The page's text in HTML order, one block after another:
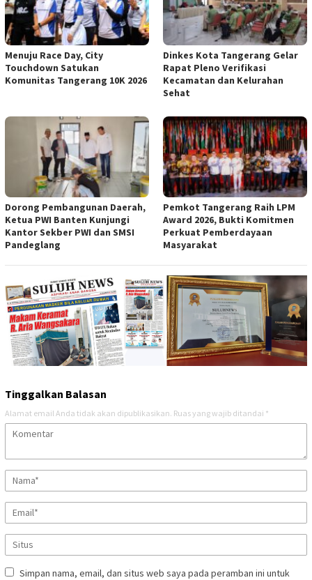
Menuju Race Day, City
Touchdown Satukan
Komunitas Tangerang 10K 2026
Dinkes Kota Tangerang Gelar
Rapat Pleno Verifikasi
Kecamatan dan Kelurahan
Sehat
Dorong Pembangunan Daerah,
Ketua PWI Banten Kunjungi
Kantor Sekber PWI dan SMSI
Pandeglang
Pemkot Tangerang Raih LPM
Award 2026, Bukti Komitmen
Perkuat Pemberdayaan
Masyarakat
Tinggalkan Balasan
Alamat email Anda tidak akan dipublikasikan. Ruas yang wajib ditandai *
Simpan nama, email, dan situs web saya pada peramban ini untuk